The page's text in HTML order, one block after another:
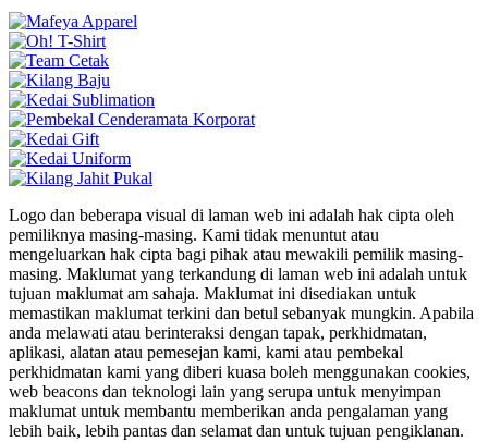
Logo dan beberapa visual di laman web ini adalah hak cipta oleh
pemiliknya masing-masing. Kami tidak menuntut atau
mengeluarkan hak cipta bagi pihak atau mewakili pemilik masing-
masing. Maklumat yang terkandung di laman web ini adalah untuk
tujuan maklumat am sahaja. Maklumat ini disediakan untuk
memastikan maklumat terkini dan betul sebanyak mungkin. Apabila
anda melawati atau berinteraksi dengan tapak, perkhidmatan,
aplikasi, alatan atau pemesejan kami, kami atau pembekal
perkhidmatan kami yang diberi kuasa boleh menggunakan cookies,
web beacons dan teknologi lain yang serupa untuk menyimpan
maklumat untuk membantu memberikan anda pengalaman yang
lebih baik, lebih pantas dan selamat dan untuk tujuan pengiklanan.